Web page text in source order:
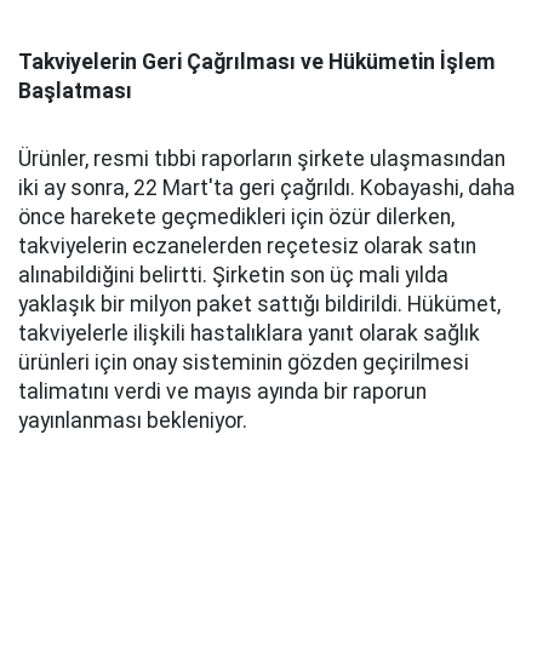
Takviyelerin Geri Çağrılması ve Hükümetin İşlem
Başlatması
Ürünler, resmi tıbbi raporların şirkete ulaşmasından
iki ay sonra, 22 Mart'ta geri çağrıldı. Kobayashi, daha
önce harekete geçmedikleri için özür dilerken,
takviyelerin eczanelerden reçetesiz olarak satın
alınabildiğini belirtti. Şirketin son üç mali yılda
yaklaşık bir milyon paket sattığı bildirildi. Hükümet,
takviyelerle ilişkili hastalıklara yanıt olarak sağlık
ürünleri için onay sisteminin gözden geçirilmesi
talimatını verdi ve mayıs ayında bir raporun
yayınlanması bekleniyor.